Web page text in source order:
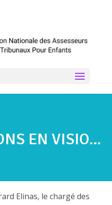
EN VISIO…
Elinas, le chargé des